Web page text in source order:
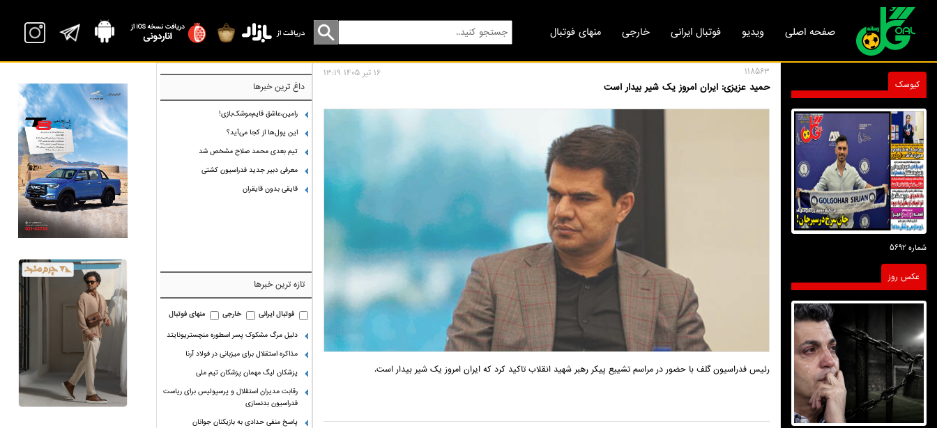
صفحه اصلی ویدیو فوتبال ایرانی خارجی منهای فوتبال
118563
حمید عزیزی: ایران امروز یک شیر بیدار است
16 تير 1405 13:19
رئیس فدراسیون گلف با حضور در مراسم تشییع پیکر رهبر شهید انقلاب تاکید کرد که ایران امروز یک شیر بیدار است.
کیوسک
شماره 5692
عکس روز
داغ ترین خبرها
رامین،عاشق قایم‌موشک‌بازی!
این پول‌ها از کجا می‌آید؟
تیم بعدی محمد صلاح مشخص شد
معرفی دبیر جدید فدراسیون کشتی
قایقی بدون قایقران
تازه ترین خبرها
فوتبال ایرانی خارجی
منهای فوتبال
دلیل مرگ مشکوک پسر اسطوره منچستریونایتد
مذاکره استقلال برای میزبانی در فولاد آرنا
پزشکان لیگ مهمان پزشکان تیم ملی
رقابت مدیران استقلال و پرسپولیس برای ریاست
فدراسیون بدنسازی
پاسخ منفی حدادی به بازیکنان جوانان